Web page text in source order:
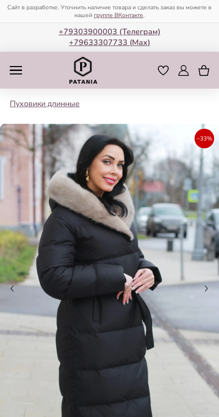
Сайт в разработке. Уточнить наличие товара и сделать заказ вы можете в
нашей группе ВКонтакте.
+79303900003 (Телеграм)
+79633307733 (Мax)
Пуховики длинные
−33%